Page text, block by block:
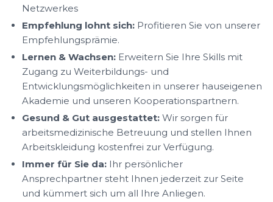
Netzwerkes
Empfehlung lohnt sich: Profitieren Sie von unserer
Empfehlungsprämie.
Lernen & Wachsen: Erweitern Sie Ihre Skills mit
Zugang zu Weiterbildungs- und
Entwicklungsmöglichkeiten in unserer hauseigenen
Akademie und unseren Kooperationspartnern.
Gesund & Gut ausgestattet: Wir sorgen für
arbeitsmedizinische Betreuung und stellen Ihnen
Arbeitskleidung kostenfrei zur Verfügung.
Immer für Sie da: Ihr persönlicher
Ansprechpartner steht Ihnen jederzeit zur Seite
und kümmert sich um all Ihre Anliegen.